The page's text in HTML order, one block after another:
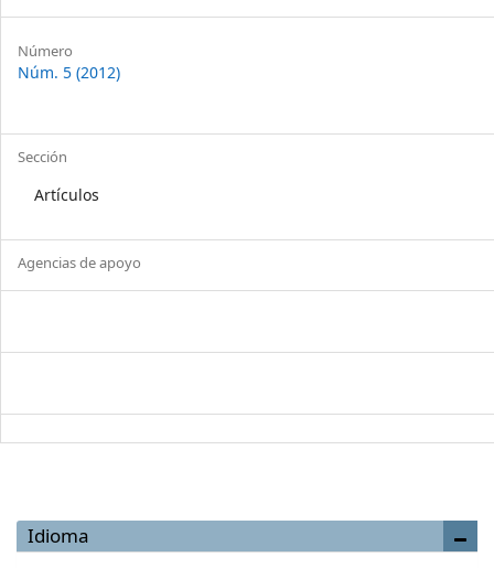
Article
Details
Número
Núm. 5 (2012)
Sección
Artículos
Agencias de apoyo
Idioma